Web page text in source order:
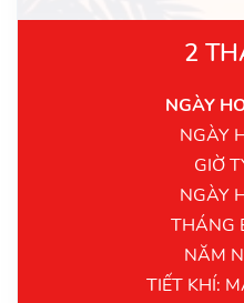
2
NGÀY
NGÀY
GIỜ
NGÀY
THÁNG
NĂM
TIẾT KHÍ: